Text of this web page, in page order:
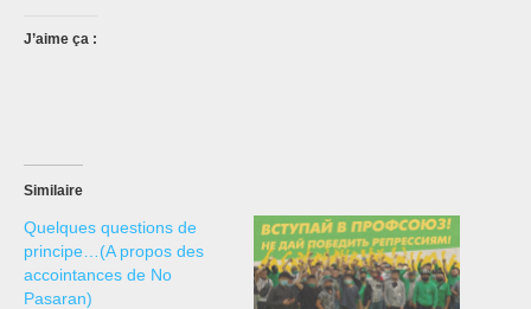
J’aime ça :
Similaire
Quelques questions de
principe…(A propos des
accointances de No
Pasaran)